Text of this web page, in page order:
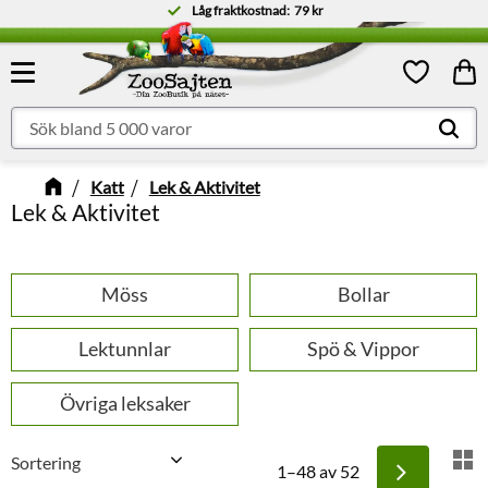
Meny
Låg fraktkostnad: 79 kr
Favoriter
Katt Lek & Aktivitet
Lek & Aktivitet
Möss Bollar
Lektunnlar Spö & Vippor
Övriga leksaker
1–48av 52